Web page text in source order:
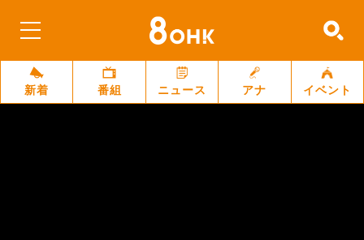
新着 番組 ニュース アナ イベント